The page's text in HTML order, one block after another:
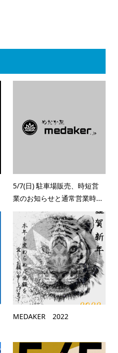
5/7(日) 駐車場販売、時短営
業のお知らせと通常営業時...
MEDAKER 2022